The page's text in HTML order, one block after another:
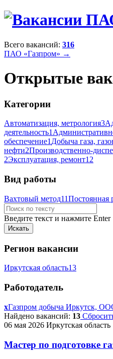
Всего вакансий: 316
ПАО «Газпром» →
Открытые
Категории
Автоматизация, метрология3
деятельность1
обеспечение1Добыча газа,
нефти2Производственно-
2Эксплуатация, ремонт12
Вид работы
Вахтовый метод11Постоянная
Введите текст и нажмите Enter
Регион вакансии
Иркутская область13
Работодатель
xГазпром добыча Иркутск,
Найдено вакансий: 13
06 мая 2026 Иркутская область
Мастер по подготовке